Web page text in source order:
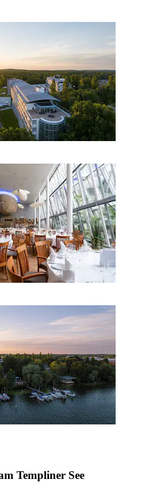
Templiner See